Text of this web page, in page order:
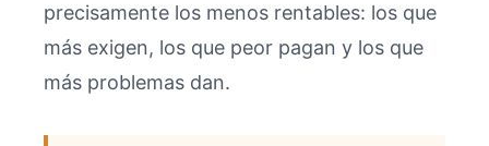
precisamente los menos rentables: los que
más exigen, los que peor pagan y los que
más problemas dan.